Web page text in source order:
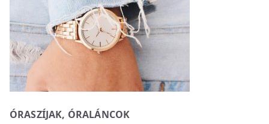
ÓRASZÍJAK, ÓRALÁNCOK